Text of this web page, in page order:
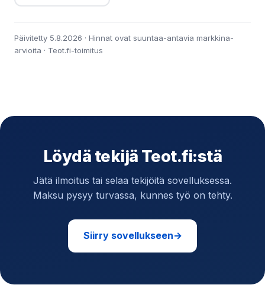
Päivitetty 5.8.2026 · Hinnat ovat suuntaa-antavia markkina-
arvioita · Teot.fi-toimitus
Löydä tekijä Teot.fi:stä
Jätä ilmoitus tai selaa tekijöitä sovelluksessa.
Maksu pysyy turvassa, kunnes työ on tehty.
Siirry sovellukseen→